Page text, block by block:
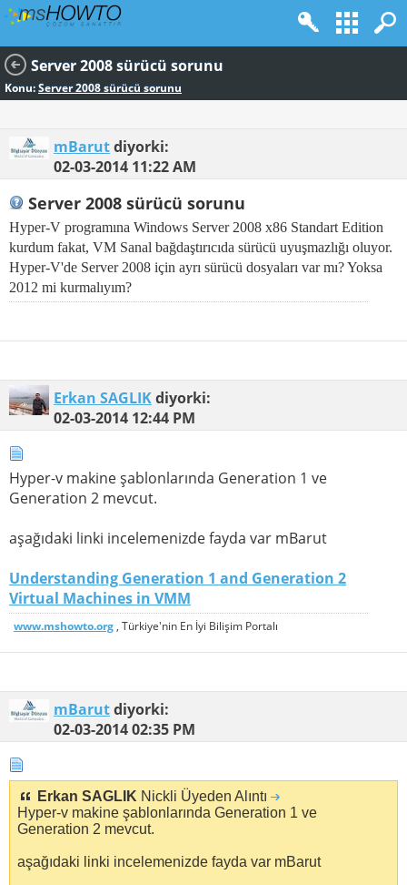
Server 2008 sürücü sorunu
Konu:Server 2008 sürücü sorunu
mBarutdiyorki:
02-03-2014 11:22 AM
Server 2008 sürücü sorunu
Hyper-V programına Windows Server 2008 x86 Standart Edition
kurdum fakat, VM Sanal bağdaştırıcıda sürücü uyuşmazlığı oluyor.
Hyper-V'de Server 2008 için ayrı sürücü dosyaları var mı? Yoksa
2012 mi kurmalıyım?
Erkan SAGLIKdiyorki:
02-03-2014 12:44 PM
Hyper-v makine şablonlarında Generation 1 ve
Generation 2 mevcut.
aşağıdaki linki incelemenizde fayda var mBarut
Understanding Generation 1 and Generation 2
Virtual Machines in VMM
www.mshowto.org , Türkiye'nin En İyi Bilişim Portalı
mBarutdiyorki:
02-03-201402:35 PM
Erkan SAGLIK Nickli Üyeden Alıntı
Hyper-v makine şablonlarında Generation 1 ve
Generation 2 mevcut.
aşağıdaki linki incelemenizde fayda var mBarut